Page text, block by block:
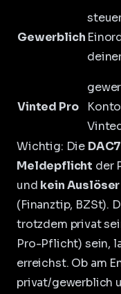
Gewerblich
Vinted Pro
Wichtig: Die
Meldepflicht der
und kein
(Finanztip, BZSt).
trotzdem privat
Pro-Pflicht) sein,
erreichst. Ob am
privat/gewerblich